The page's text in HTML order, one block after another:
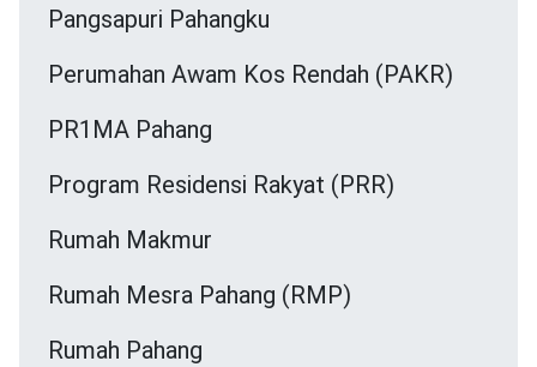
Pangsapuri Pahangku
Perumahan Awam Kos Rendah (PAKR)
PR1MA Pahang
Program Residensi Rakyat (PRR)
Rumah Makmur
Rumah Mesra Pahang (RMP)
Rumah Pahang